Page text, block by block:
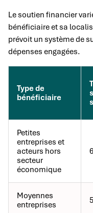
Le soutien financier
bénéficiaire et sa
prévoit un système de
dépenses engagées.
Type de
bénéficiaire
Petites
entreprises et
acteurs hors
secteur
économique
Moyennes
entreprises